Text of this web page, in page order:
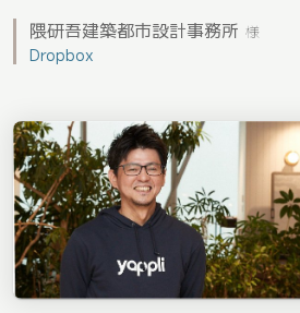
隈研吾建築都市設計事務所 様
Dropbox